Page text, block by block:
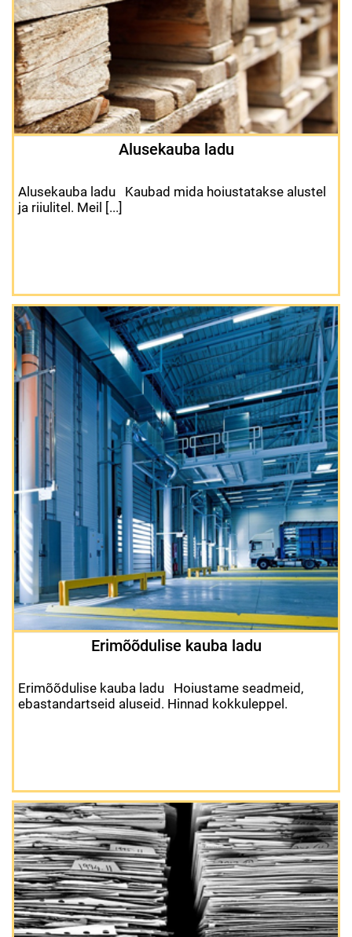
Alusekauba ladu
Alusekauba ladu Kaubad mida hoiustatakse alustel
ja riiulitel. Meil [...]
Erimõõdulise kauba ladu
Erimõõdulise kauba ladu Hoiustame seadmeid,
ebastandartseid aluseid. Hinnad kokkuleppel.